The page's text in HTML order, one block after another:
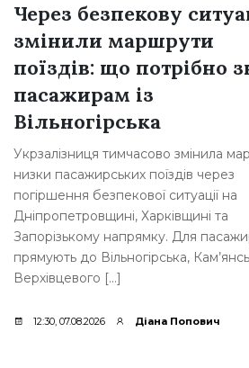
Через безпекову
змінили маршрути
поїздів: що потрібно
пасажирам із
Вільногірська
Укрзалізниця тимчасово змінила
низки пасажирських поїздів через
погіршення безпекової ситуації на
Дніпропетровщині, Харківщині та
Запорізькому напрямку. Для
прямують до Вільногірська,
Верхівцевого […]
12:30, 07.08.2026 Діана Попович